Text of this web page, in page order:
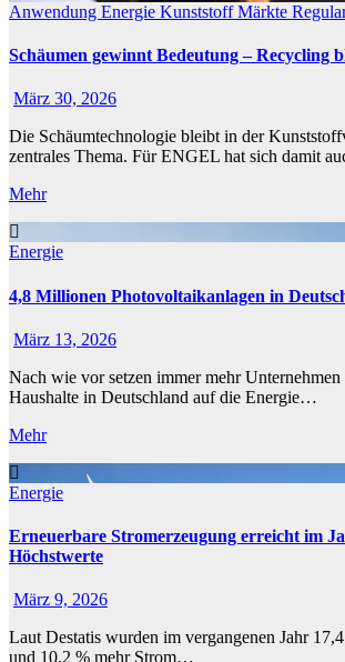
Anwendung Energie KunststoffMärkte
Schäumen gewinnt Bedeutung – Recycling
März 30, 2026
Die Schäumtechnologie bleibt in der
zentrales Thema. Für ENGEL hat sich damit
Mehr
Energie
4,8 Millionen Photovoltaikanlagen in
März 13, 2026
Nach wie vor setzen immer mehr
Haushalte in Deutschland auf die Energie…
Mehr
Energie
Erneuerbare Stromerzeugung erreicht im
Höchstwerte
März 9, 2026
Laut Destatis wurden im vergangenen Jahr
und 10,2 % mehr Strom…